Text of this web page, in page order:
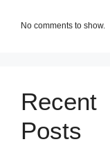
No comments to show.
Recent
Posts